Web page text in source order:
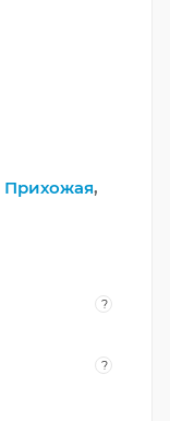
Прихожая,
?
?